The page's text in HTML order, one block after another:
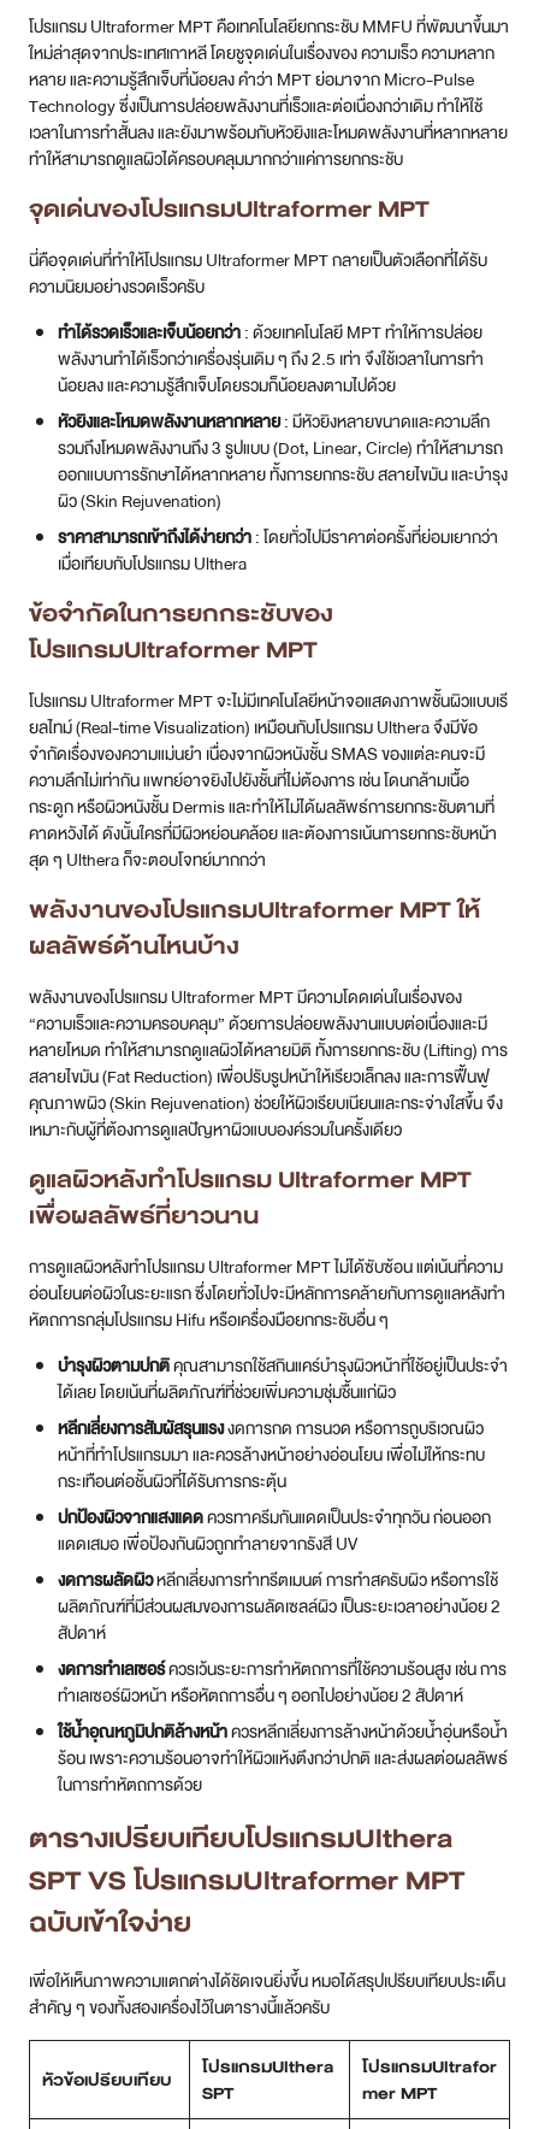
โปรแกรม Ultraformer MPT คือเทคโนโลยียกกระชับ MMFU ที่พัฒนาขึ้นมา
ใหม่ล่าสุดจากประเทศเกาหลี โดยชูจุดเด่นในเรื่องของ ความเร็ว ความหลาก
หลาย และความรู้สึกเจ็บที่น้อยลง คำว่า MPT ย่อมาจาก Micro-Pulse
Technology ซึ่งเป็นการปล่อยพลังงานที่เร็วและต่อเนื่องกว่าเดิม ทำให้ใช้
เวลาในการทำสั้นลง และยังมาพร้อมกับหัวยิงและโหมดพลังงานที่หลากหลาย
ทำให้สามารถดูแลผิวได้ครอบคลุมมากกว่าแค่การยกกระชับ
จุดเด่นของโปรแกรมUltraformer MPT
นี่คือจุดเด่นที่ทำให้โปรแกรม Ultraformer MPT กลายเป็นตัวเลือกที่ได้รับ
ความนิยมอย่างรวดเร็วครับ
ทำได้รวดเร็วและเจ็บน้อยกว่า: ด้วยเทคโนโลยี MPT ทำให้การปล่อย
พลังงานทำได้เร็วกว่าเครื่องรุ่นเดิม ๆ ถึง 2.5 เท่า จึงใช้เวลาในการทำ
น้อยลง และความรู้สึกเจ็บโดยรวมก็น้อยลงตามไปด้วย
หัวยิงและโหมดพลังงานหลากหลาย: มีหัวยิงหลายขนาดและความลึก
รวมถึงโหมดพลังงานถึง 3 รูปแบบ (Dot, Linear, Circle) ทำให้สามารถ
ออกแบบการรักษาได้หลากหลาย ทั้งการยกกระชับ สลายไขมัน และบำรุง
ผิว (Skin Rejuvenation)
ราคาสามารถเข้าถึงได้ง่ายกว่า: โดยทั่วไปมีราคาต่อครั้งที่ย่อมเยากว่า
เมื่อเทียบกับโปรแกรม Ulthera
ข้อจำกัดในการยกกระชับของ
โปรแกรมUltraformer MPT
โปรแกรม Ultraformer MPT จะไม่มีเทคโนโลยีหน้าจอแสดงภาพชั้นผิวแบบเรี
ยลไทม์ (Real-time Visualization) เหมือนกับโปรแกรม Ulthera จึงมีข้อ
จำกัดเรื่องของความแม่นยำ เนื่องจากผิวหนังชั้น SMAS ของแต่ละคนจะมี
ความลึกไม่เท่ากัน แพทย์อาจยิงไปยังชั้นที่ไม่ต้องการ เช่น โดนกล้ามเนื้อ
กระดูก หรือผิวหนังชั้น Dermis และทำให้ไม่ได้ผลลัพธ์การยกกระชับตามที่
คาดหวังได้ ดังนั้นใครที่มีผิวหย่อนคล้อย และต้องการเน้นการยกกระชับหน้า
สุด ๆ Ulthera ก็จะตอบโจทย์มากกว่า
พลังงานของโปรแกรมUltraformer MPT ให้
ผลลัพธ์ด้านไหนบ้าง
พลังงานของโปรแกรม Ultraformer MPT มีความโดดเด่นในเรื่องของ
“ความเร็วและความครอบคลุม” ด้วยการปล่อยพลังงานแบบต่อเนื่องและมี
หลายโหมด ทำให้สามารถดูแลผิวได้หลายมิติ ทั้งการยกกระชับ (Lifting) การ
สลายไขมัน (Fat Reduction) เพื่อปรับรูปหน้าให้เรียวเล็กลง และการฟื้นฟู
คุณภาพผิว (Skin Rejuvenation) ช่วยให้ผิวเรียบเนียนและกระจ่างใสขึ้น จึง
เหมาะกับผู้ที่ต้องการดูแลปัญหาผิวแบบองค์รวมในครั้งเดียว
ดูแลผิวหลังทำโปรแกรม Ultraformer MPT
เพื่อผลลัพธ์ที่ยาวนาน
การดูแลผิวหลังทำโปรแกรม Ultraformer MPT ไม่ได้ซับซ้อน แต่เน้นที่ความ
อ่อนโยนต่อผิวในระยะแรก ซึ่งโดยทั่วไปจะมีหลักการคล้ายกับการดูแลหลังทำ
หัตถการกลุ่มโปรแกรม Hifu หรือเครื่องมือยกกระชับอื่น ๆ
บำรุงผิวตามปกติคุณสามารถใช้สกินแคร์บำรุงผิวหน้าที่ใช้อยู่เป็นประจำ
ได้เลย โดยเน้นที่ผลิตภัณฑ์ที่ช่วยเพิ่มความชุ่มชื้นแก่ผิว
หลีกเลี่ยงการสัมผัสรุนแรงงดการกด การนวด หรือการถูบริเวณผิว
หน้าที่ทำโปรแกรมมา และควรล้างหน้าอย่างอ่อนโยน เพื่อไม่ให้กระทบ
กระเทือนต่อชั้นผิวที่ได้รับการกระตุ้น
ปกป้องผิวจากแสงแดดควรทาครีมกันแดดเป็นประจำทุกวัน ก่อนออก
แดดเสมอ เพื่อป้องกันผิวถูกทำลายจากรังสี UV
งดการผลัดผิวหลีกเลี่ยงการทำทรีตเมนต์ การทำสครับผิว หรือการใช้
ผลิตภัณฑ์ที่มีส่วนผสมของการผลัดเซลล์ผิว เป็นระยะเวลาอย่างน้อย 2
สัปดาห์
งดการทำเลเซอร์ควรเว้นระยะการทำหัตถการที่ใช้ความร้อนสูง เช่น การ
ทำเลเซอร์ผิวหน้า หรือหัตถการอื่น ๆ ออกไปอย่างน้อย 2 สัปดาห์
ใช้น้ำอุณหภูมิปกติล้างหน้าควรหลีกเลี่ยงการล้างหน้าด้วยน้ำอุ่นหรือน้ำ
ร้อน เพราะความร้อนอาจทำให้ผิวแห้งตึงกว่าปกติ และส่งผลต่อผลลัพธ์
ในการทำหัตถการด้วย
ตารางเปรียบเทียบโปรแกรมUlthera
SPT VS โปรแกรมUltraformer MPT
ฉบับเข้าใจง่าย
เพื่อให้เห็นภาพความแตกต่างได้ชัดเจนยิ่งขึ้น หมอได้สรุปเปรียบเทียบประเด็น
สำคัญ ๆ ของทั้งสองเครื่องไว้ในตารางนี้แล้วครับ
หัวข้อเปรียบเทียบ
โปรแกรมUlthera
SPT
โปรแกรมUltrafor
mer MPT